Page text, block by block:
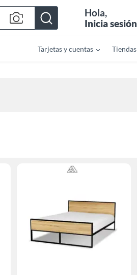
Hola,
Inicia sesión
Tarjetas y cuentas Tiendas